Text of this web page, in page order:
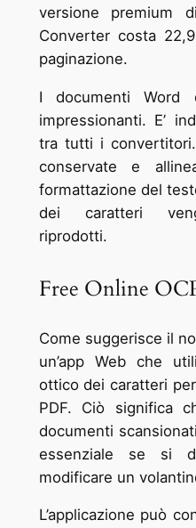
versione premium
Converter costa
paginazione.
I documenti Word
impressionanti. E’
tra tutti i
conservate e
formattazione del
dei caratteri
riprodotti.
Free Online
Come suggerisce il
un’app Web che
ottico dei caratteri
PDF. Ciò significa
documenti
essenziale se si
modificare un
L’applicazione può